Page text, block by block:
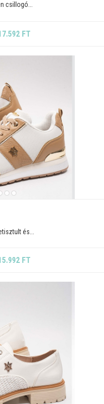
csillogó...
FT
és...
FT